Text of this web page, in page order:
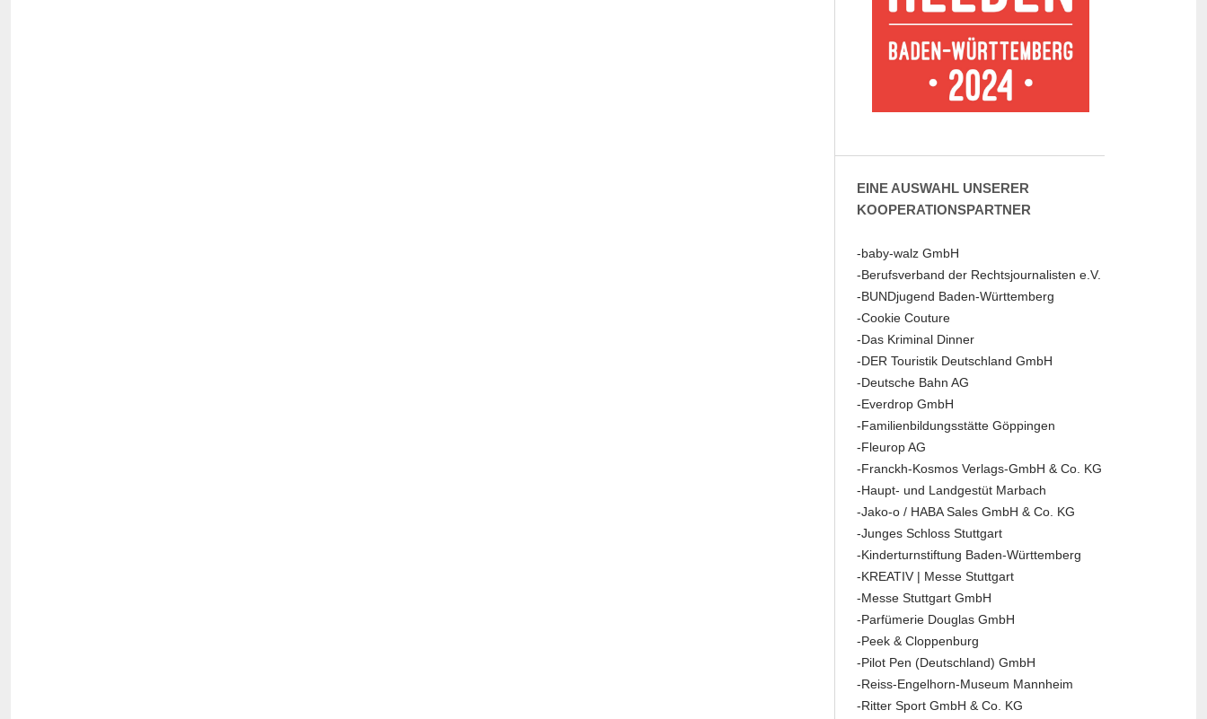
EINE AUSWAHL UNSERER
KOOPERATIONSPARTNER
-baby-walz GmbH
-Berufsverband der Rechtsjournalisten e.V.
-BUNDjugend Baden-Württemberg
-Cookie Couture
-Das Kriminal Dinner
-DER Touristik Deutschland GmbH
-Deutsche Bahn AG
-Everdrop GmbH
-Familienbildungsstätte Göppingen
-Fleurop AG
-Franckh-Kosmos Verlags-GmbH & Co. KG
-Haupt- und Landgestüt Marbach
-Jako-o / HABA Sales GmbH & Co. KG
-Junges Schloss Stuttgart
-Kinderturnstiftung Baden-Württemberg
-KREATIV | Messe Stuttgart
-Messe Stuttgart GmbH
-Parfümerie Douglas GmbH
-Peek & Cloppenburg
-Pilot Pen (Deutschland) GmbH
-Reiss-Engelhorn-Museum Mannheim
-Ritter Sport GmbH & Co. KG